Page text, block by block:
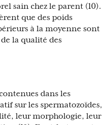
sain chez le parent (10).
que des poids
à la moyenne sont
la qualité des
dans les
sur les spermatozoïdes,
leur morphologie, leur